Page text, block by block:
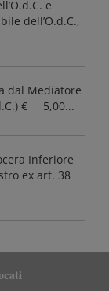
e
dell’O.d.C.,
dal Mediatore
€ 5,00...
Inferiore
ex art. 38